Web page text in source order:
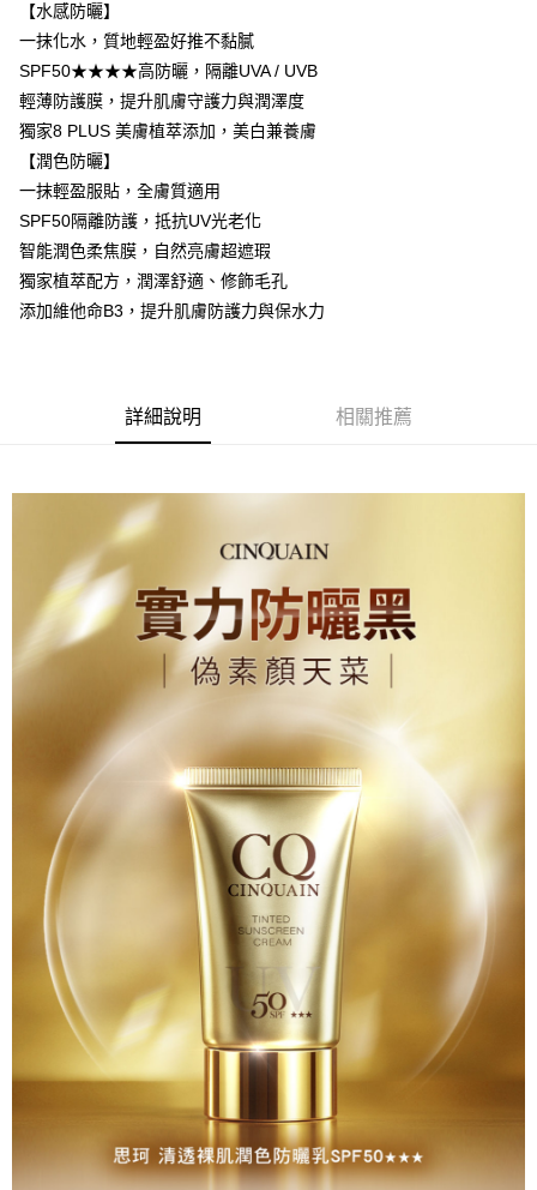
ATM付款
全家取貨付款
每筆NT$85，滿NT$599(含以上)免運費
付款後全家取貨
7-11取貨付款
每筆NT$85，滿NT$799(含以上)免運費
(FedEx)海外配送
【水感防曬】
一抹化水，質地輕盈好推不黏膩
SPF50★★★★高防曬，隔離UVA / UVB
輕薄防護膜，提升肌膚守護力與潤澤度
獨家8 PLUS 美膚植萃添加，美白兼養膚
【潤色防曬】
一抹輕盈服貼，全膚質適用
SPF50隔離防護，抵抗UV光老化
智能潤色柔焦膜，自然亮膚超遮瑕
獨家植萃配方，潤澤舒適、修飾毛孔
添加維他命B3，提升肌膚防護力與保水力
詳細說明 相關推薦